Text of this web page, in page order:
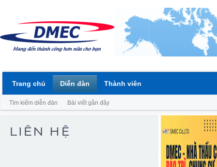
Trang chủ Diễn đàn
Tìm kiếm diễn đàn Bài viết gần đây
Thành viên